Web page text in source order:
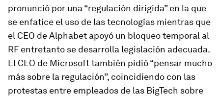
pronunció por una “regulación dirigida” en la que
se enfatice el uso de las tecnologías mientras que
el CEO de Alphabet apoyó un bloqueo temporal al
RF entretanto se desarrolla legislación adecuada.
El CEO de Microsoft también pidió “pensar mucho
más sobre la regulación”, coincidiendo con las
protestas entre empleados de las BigTech sobre